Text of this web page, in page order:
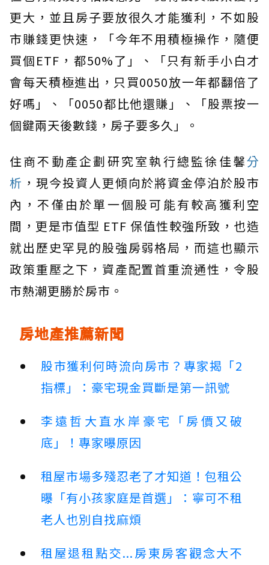
更大，並且房子要放很久才能獲利，不如股
市賺錢更快速，「今年不用積極操作，隨便
買個ETF，都50%了」、「只有新手小白才
會每天積極進出，只買0050放一年都翻倍了
好嗎」、「0050都比他還賺」、「股票按一
個鍵兩天後數錢，房子要多久」。
住商不動產企劃研究室執行總監徐佳馨分
析 ，現今投資人更傾向於將資金停泊於股市
內，不僅由於單一個股可能有較高獲利空
間，更是市值型 ETF 保值性較強所致，也造
就出歷史罕見的股強房弱格局，而這也顯示
政策重壓之下，資產配置首重流通性，令股
市熱潮更勝於房市。
房地產推薦新聞
股市獲利何時流向房市？專家揭「2
指標」：豪宅現金買斷是第一訊號
李遠哲大直水岸豪宅「房價又破
底」！專家曝原因
租屋市場多殘忍老了才知道！包租公
曝「有小孩家庭是首選」：寧可不租
老人也別自找麻煩
租屋退租點交...房東房客觀念大不